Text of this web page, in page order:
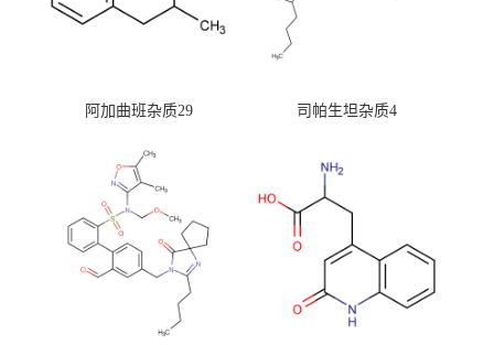
阿加曲班杂质29 司帕生坦杂质4